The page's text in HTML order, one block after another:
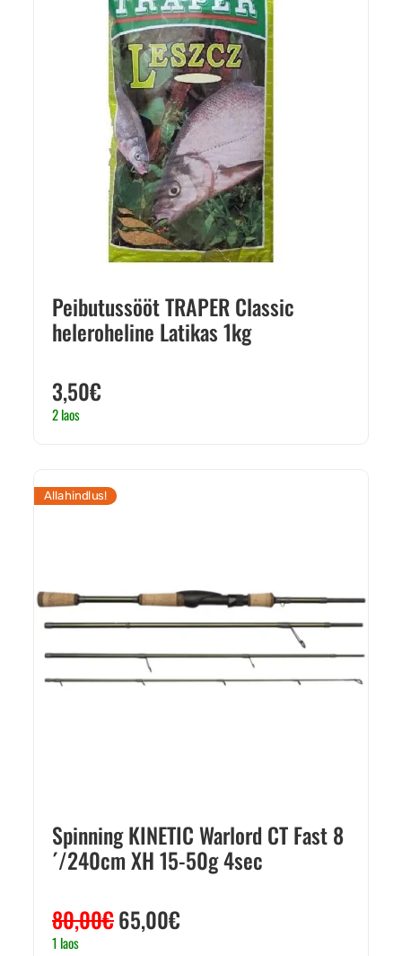
Peibutussööt TRAPER Classic
heleroheline Latikas 1kg
3,50€
2 laos
Allahindlus!
Spinning KINETIC Warlord CT Fast 8
´/240cm XH 15-50g 4sec
80,00€65,00€
1 laos